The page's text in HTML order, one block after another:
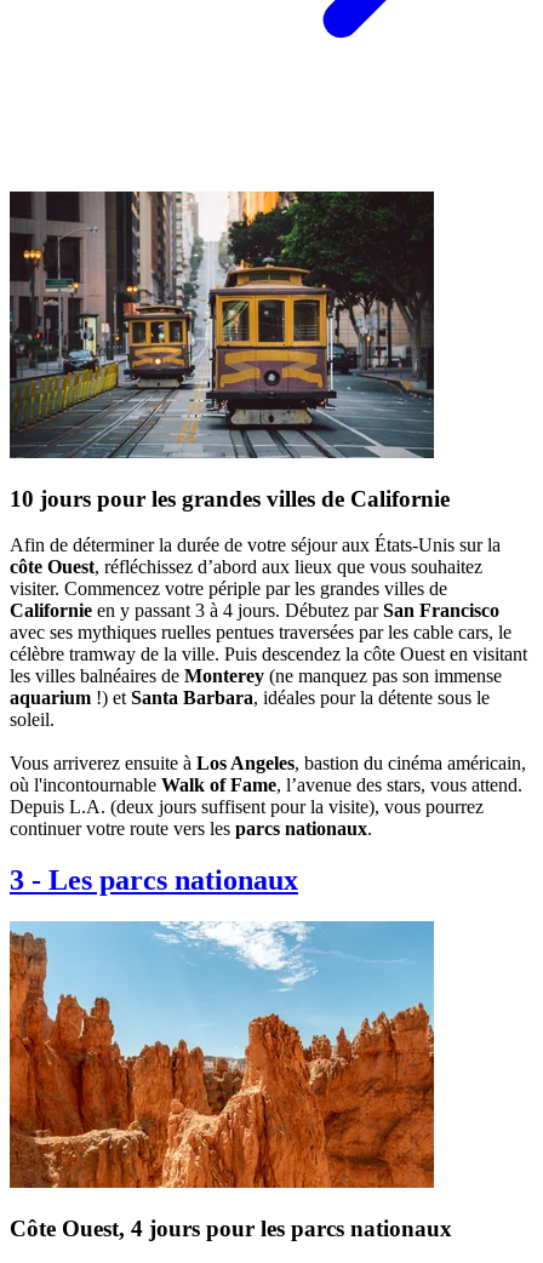
10 jours pour les grandes villes de Californie
Afin de déterminer la durée de votre séjour aux États-Unis sur la
côte Ouest, réfléchissez d’abord aux lieux que vous souhaitez
visiter. Commencez votre périple par les grandes villes de
Californie en y passant 3 à 4 jours. Débutez parSan Francisco
avec ses mythiques ruelles pentues traversées par les cable cars, le
célèbre tramway de la ville. Puis descendez la côte Ouest en visitant
les villes balnéaires de Monterey (ne manquez pas son immense
aquarium !) et Santa Barbara, idéales pour la détente sous le
soleil.
Vous arriverez ensuite à Los Angeles, bastion du cinéma américain,
où l'incontournable Walk of Fame, l’avenue des stars, vous attend.
Depuis L.A. (deux jours suffisent pour la visite), vous pourrez
continuer votre route vers les parcs nationaux.
3 - Les parcs nationaux
Côte Ouest, 4 jours pour les parcs nationaux